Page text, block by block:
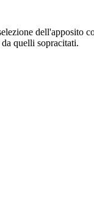
quelli sopracitati.